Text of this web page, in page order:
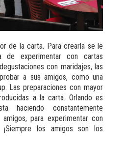
de la carta. Para crearla se le
de experimentar con cartas
con maridajes, las
a sus amigos, como una
Las preparaciones con mayor
a la carta. Orlando es
haciendo constantemente
para experimentar con
¡Siempre los amigos son los